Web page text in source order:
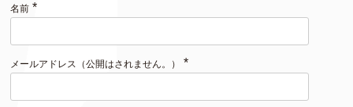
名前 *
メールアドレス（公開はされません。） *